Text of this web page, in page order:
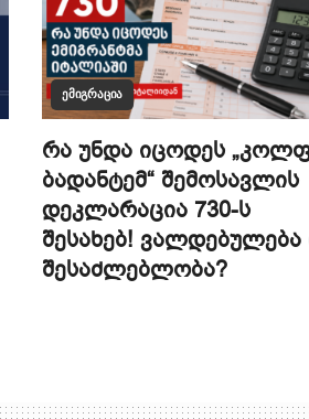
ᲔᲛᲘᲒᲠᲐᲪᲘᲐ
რა უნდა იცოდეს
ბადანტემ“ შემოსავლის
დეკლარაცია 730-ს
შესახებ!
შესაძლებლობა?